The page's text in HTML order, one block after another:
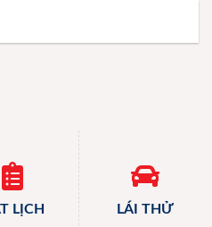
LỊCH LÁI THỬ